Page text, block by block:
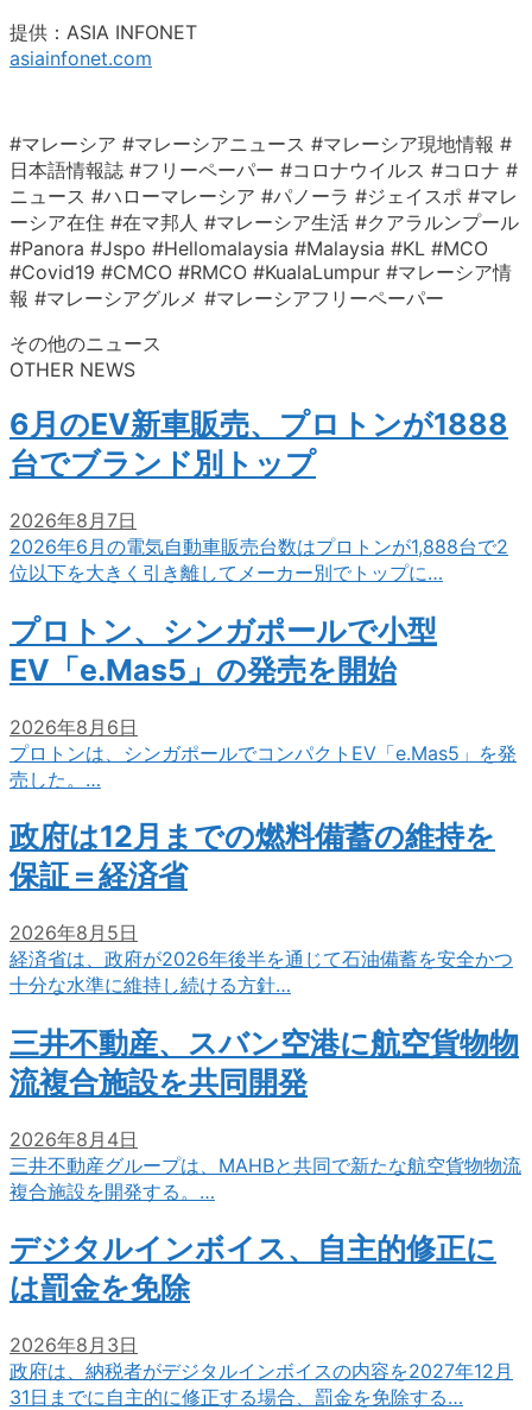
提供：ASIA INFONET
asiainfonet.com
#マレーシア #マレーシアニュース #マレーシア現地情報 #
日本語情報誌 #フリーペーパー #コロナウイルス #コロナ #
ニュース #ハローマレーシア #パノーラ #ジェイスポ #マレ
ーシア在住 #在マ邦人 #マレーシア生活 #クアラルンプール
#Panora #Jspo #Hellomalaysia #Malaysia #KL #MCO
#Covid19 #CMCO #RMCO #KualaLumpur #マレーシア情
報 #マレーシアグルメ #マレーシアフリーペーパー
その他のニュース
OTHER NEWS
6月のEV新車販売、プロトンが1888
台でブランド別トップ
2026年8月7日
2026年6月の電気自動車販売台数はプロトンが1,888台で2
位以下を大きく引き離してメーカー別でトップに…
プロトン、シンガポールで小型
EV「e.Mas5」の発売を開始
2026年8月6日
プロトンは、シンガポールでコンパクトEV「e.Mas5」を発
売した。…
政府は12月までの燃料備蓄の維持を
保証＝経済省
2026年8月5日
経済省は、政府が2026年後半を通じて石油備蓄を安全かつ
十分な水準に維持し続ける方針…
三井不動産、スバン空港に航空貨物物
流複合施設を共同開発
2026年8月4日
三井不動産グループは、MAHBと共同で新たな航空貨物物流
複合施設を開発する。…
デジタルインボイス、自主的修正に
は罰金を免除
2026年8月3日
政府は、納税者がデジタルインボイスの内容を2027年12月
31日までに自主的に修正する場合、罰金を免除する…